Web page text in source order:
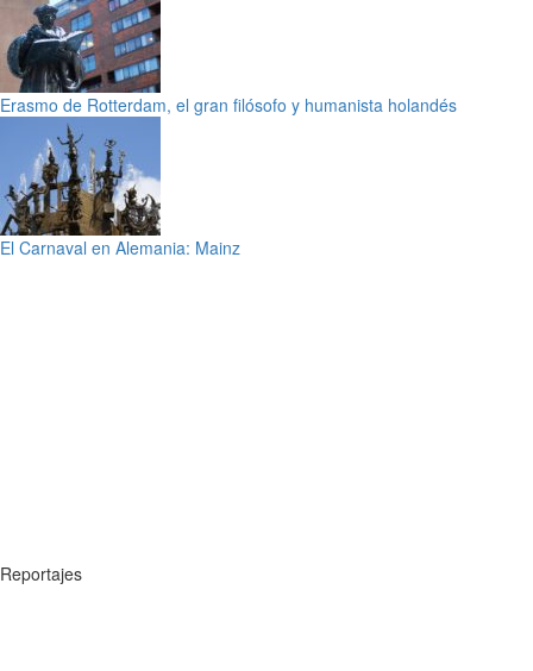
Erasmo de Rotterdam, el gran filósofo y humanista holandés
El Carnaval en Alemania: Mainz
Reportajes